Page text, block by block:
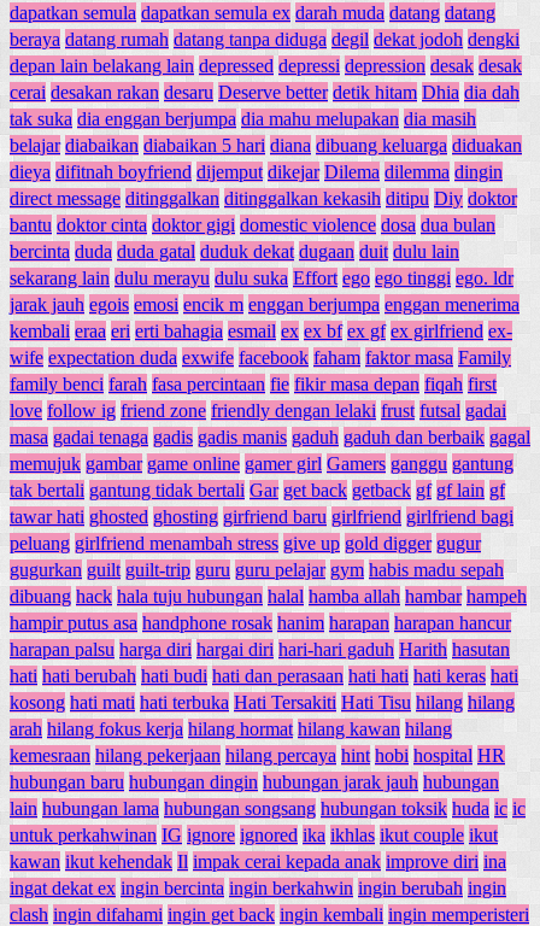
dapatkan semula dapatkan semula ex darah muda datang datang
beraya datang rumah datang tanpa diduga degil dekat jodoh dengki
depan lain belakang lain depressed depressi depression desak desak
cerai desakan rakan desaru Deserve better detik hitam Dhia dia dah
tak suka dia enggan berjumpa dia mahu melupakan dia masih
belajar diabaikan diabaikan 5 hari diana dibuang keluarga diduakan
dieya difitnah boyfriend dijemput dikejar Dilema dilemma dingin
direct message ditinggalkan ditinggalkan kekasih ditipu Diy doktor
bantu doktor cinta doktor gigi domestic violence dosa dua bulan
bercinta duda duda gatal duduk dekat dugaan duit dulu lain
sekarang lain dulu merayu dulu suka Effort ego ego tinggi ego. ldr
jarak jauh egois emosi encik m enggan berjumpa enggan menerima
kembali eraa eri erti bahagia esmail ex ex bf ex gf ex girlfriend ex-
wife expectation duda exwife facebook faham faktor masa Family
family benci farah fasa percintaan fie fikir masa depan fiqah first
love follow ig friend zone friendly dengan lelaki frust futsal gadai
masa gadai tenaga gadis gadis manis gaduh gaduh dan berbaik gagal
memujuk gambar game online gamer girl Gamers ganggu gantung
tak bertali gantung tidak bertali Gar get back getback gf gf lain gf
tawar hati ghosted ghosting girfriend baru girlfriend girlfriend bagi
peluang girlfriend menambah stress give up gold digger gugur
gugurkan guilt guilt-trip guru guru pelajar gym habis madu sepah
dibuang hack hala tuju hubungan halal hamba allah hambar hampeh
hampir putus asa handphone rosak hanim harapan harapan hancur
harapan palsu harga diri hargai diri hari-hari gaduh Harith hasutan
hati hati berubah hati budi hati dan perasaan hati hati hati keras hati
kosong hati mati hati terbuka Hati Tersakiti Hati Tisu hilang hilang
arah hilang fokus kerja hilang hormat hilang kawan hilang
kemesraan hilang pekerjaan hilang percaya hint hobi hospital HR
hubungan baru hubungan dingin hubungan jarak jauh hubungan
lain hubungan lama hubungan songsang hubungan toksik huda ic ic
untuk perkahwinan IG ignore ignored ika ikhlas ikut couple ikut
kawan ikut kehendak Il impak cerai kepada anak improve diri ina
ingat dekat ex ingin bercinta ingin berkahwin ingin berubah ingin
clash ingin difahami ingin get back ingin kembali ingin memperisteri